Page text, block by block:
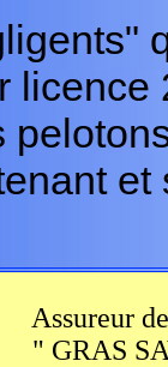
licence
Assureur
" GRAS